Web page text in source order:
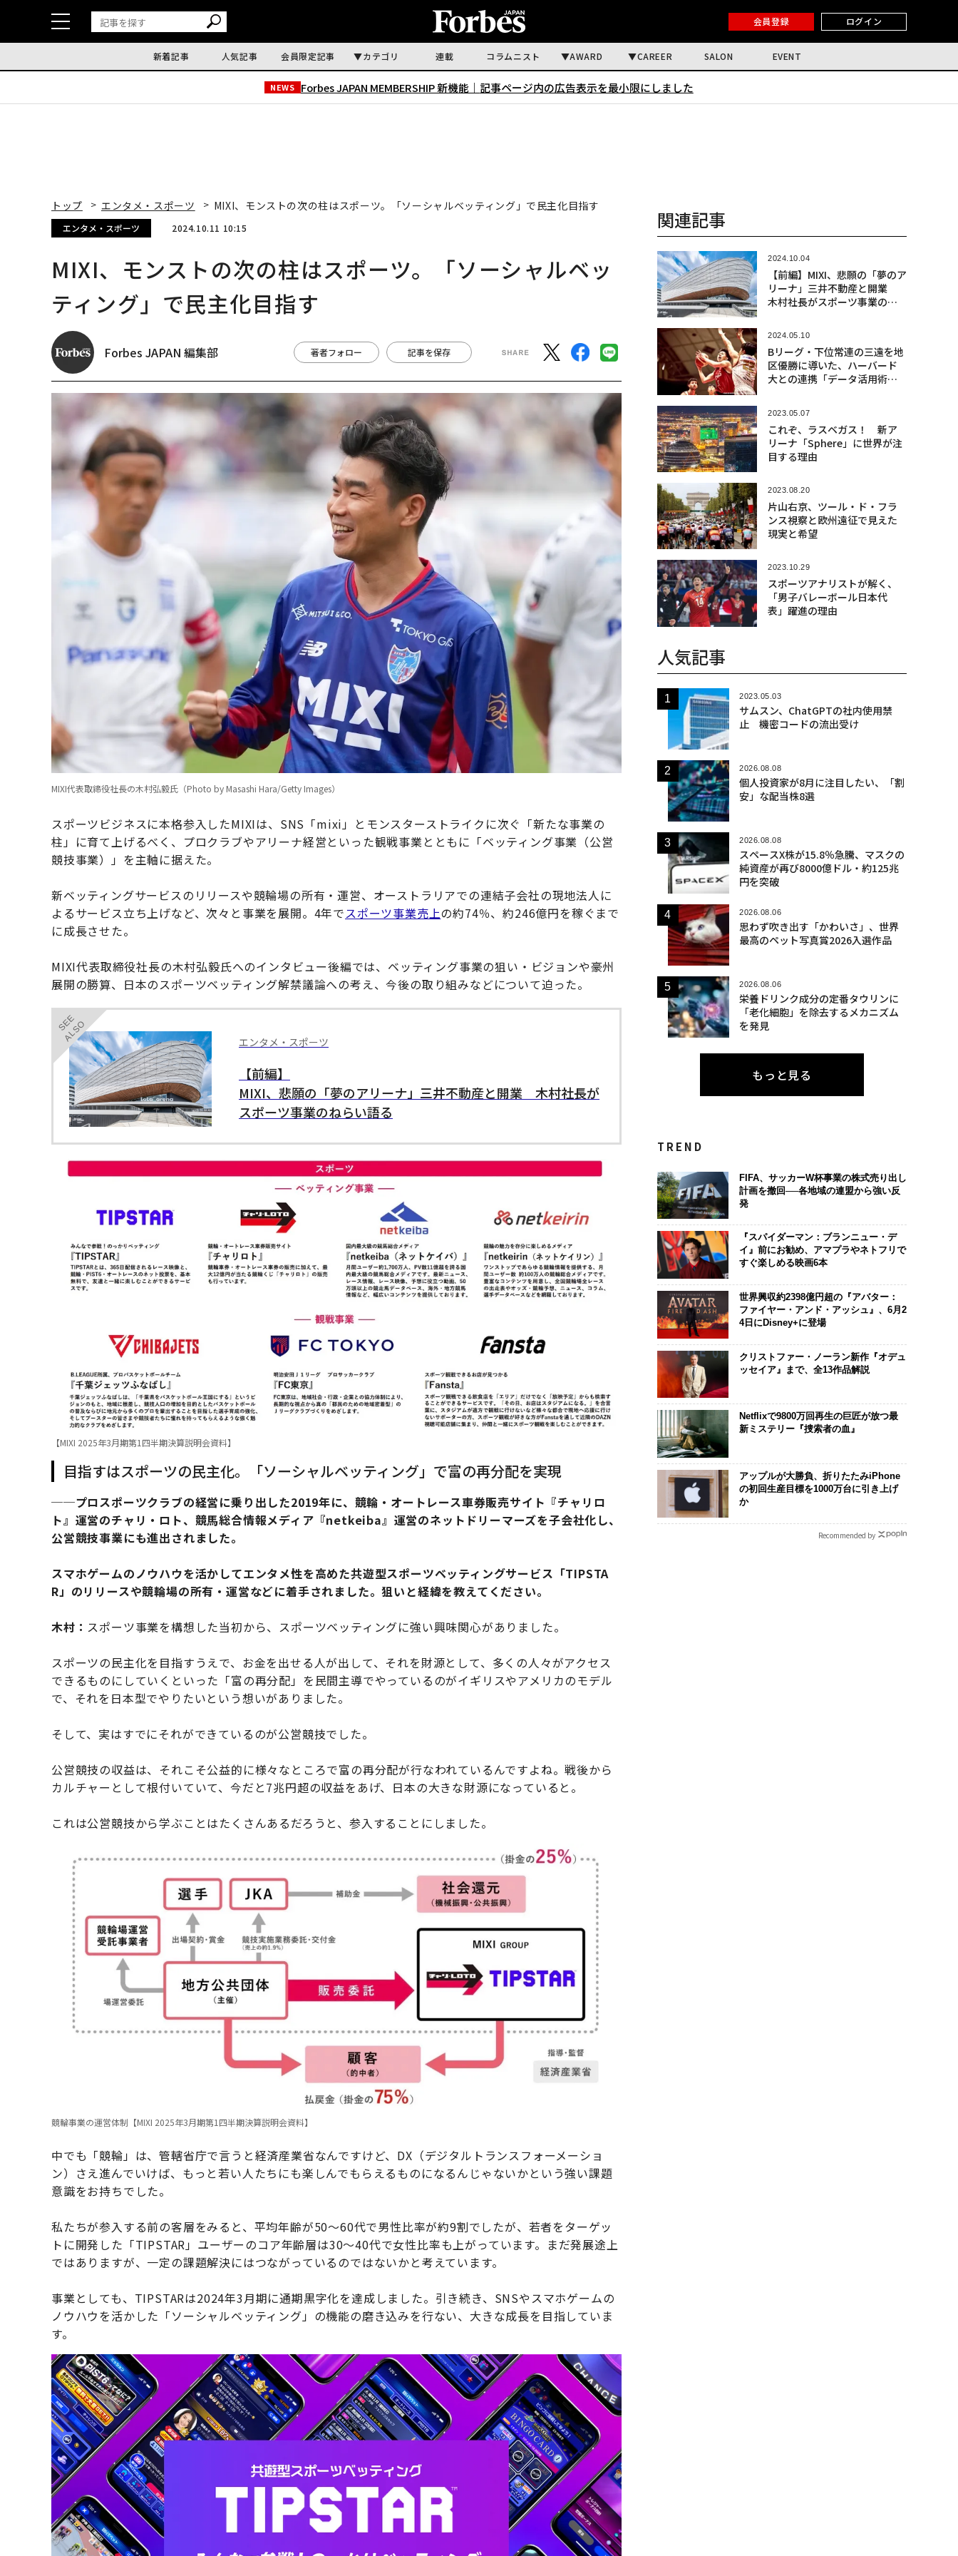
会員登録 ログイン
新着記事 人気記事 会員限定記事 カテゴリ 連載 コラムニスト AWARD CAREER SALON EVENT
NEWS Forbes JAPAN MEMBERSHIP 新機能｜ 記事ページ内の広告表示を最小限にしました
トップ エンタメ・スポーツ MIXI、モンストの次の柱はスポーツ。「ソーシャルベッティング」で民主化目指す
エンタメ・スポーツ 2024.10.11 10:15
MIXI、モンストの次の柱はスポーツ。「ソーシャルベッ
ティング」で民主化目指す
Forbes JAPAN 編集部 著者フォロー 記事を保存
MIXI代表取締役社⻑の木村弘毅氏（Photo by Masashi Hara/Getty Images）
スポーツビジネスに本格参入したMIXIは、SNS「mixi」とモンスターストライクに次ぐ「新たな事業の
柱」に育て上げるべく、プロクラブやアリーナ経営といった観戦事業とともに「ベッティング事業（公営
競技事業）」を主軸に据えた。
新ベッティングサービスのリリースや競輪場の所有・運営、オーストラリアでの連結子会社の現地法人に
よるサービス立ち上げなど、次々と事業を展開。4年でスポーツ事業売上の約74％、約246億円を稼ぐまで
に成長させた。
MIXI代表取締役社⻑の木村弘毅氏へのインタビュー後編では、ベッティング事業の狙い・ビジョンや豪州
展開の勝算、日本のスポーツベッティング解禁議論への考え、今後の取り組みなどについて迫った。
SEE
ALSO エンタメ・スポーツ
【前編】
MIXI、悲願の「夢のアリーナ」三井不動産と開業 木村社長が
スポーツ事業のねらい語る
【MIXI 2025年3月期第1四半期決算説明会資料】
目指すはスポーツの民主化。「ソーシャルベッティング」で富の再分配を実現
──プロスポーツクラブの経営に乗り出した2019年に、競輪・オートレース車券販売サイト『チャリロ
ト』運営のチャリ・ロト、競馬総合情報メディア『netkeiba』運営のネットドリーマーズを子会社化し、
公営競技事業にも進出されました。
スマホゲームのノウハウを活かしてエンタメ性を高めた共遊型スポーツベッティングサービス「TIPSTA
R」のリリースや競輪場の所有・運営などに着手されました。狙いと経緯を教えてください。
木村： スポーツ事業を構想した当初から、スポーツベッティングに強い興味関心がありました。
スポーツの民主化を目指すうえで、お金を出せる人が出して、それを財源として、多くの人々がアクセス
できるものにしていくといった「富の再分配」を民間主導でやっているのがイギリスやアメリカのモデル
で、それを日本型でやりたいという想いがありました。
そして、実はすでにそれができているのが公営競技でした。
公営競技の収益は、それこそ公益的に様々なところで富の再分配が行なわれているんですよね。戦後から
カルチャーとして根付いていて、今だと7兆円超の収益をあげ、日本の大きな財源になっていると。
これは公営競技から学ぶことはたくさんあるだろうと、参入することにしました。
競輪事業の運営体制【MIXI 2025年3月期第1四半期決算説明会資料】
中でも「競輪」は、管轄省庁で言うと経済産業省なんですけど、DX（デジタルトランスフォーメーショ
ン）さえ進んでいけば、もっと若い人たちにも楽しんでもらえるものになるんじゃないかという強い課題
意識をお持ちでした。
私たちが参入する前の客層をみると、平均年齢が50〜60代で男性比率が約9割でしたが、若者をターゲッ
トに開発した「TIPSTAR」ユーザーのコア年齢層は30〜40代で女性比率も上がっています。まだ発展途上
ではありますが、一定の課題解決にはつながっているのではないかと考えています。
事業としても、TIPSTARは2024年3月期に通期黒字化を達成しました。引き続き、SNSやスマホゲームの
ノウハウを活かした「ソーシャルベッティング」の機能の磨き込みを行ない、大きな成⾧を目指していま
す。
関連記事
2024.10.04
【前編】MIXI、悲願の「夢のア
リーナ」三井不動産と開業
木村社長がスポーツ事業のね
2024.05.10
Bリーグ・下位常連の三遠を地
区優勝に導いた、ハーバード
大との連携「データ活用術」
2023.05.07
これぞ、ラスベガス！ 新ア
リーナ「Sphere」に世界が注
目する理由
2023.08.20
片山右京、ツール・ド・フラ
ンス視察と欧州遠征で見えた
現実と希望
2023.10.29
スポーツアナリストが解く、
「男子バレーボール日本代
表」躍進の理由
人気記事
2023.05.03
サムスン、ChatGPTの社内使用禁
止 機密コードの流出受け
2026.08.08
個人投資家が8月に注目したい、「割
安」な配当株8選
2026.08.08
スペースX株が15.8％急騰、マスクの
純資産が再び8000億ドル・約125兆
円を突破
2026.08.06
思わず吹き出す「かわいさ」、世界
最高のペット写真賞2026入選作品
2026.08.06
栄養ドリンク成分の定番タウリンに
「老化細胞」を除去するメカニズム
を発見
もっと見る
TREND
FIFA、サッカーW杯事業の株式売り出し
計画を撤回──各地域の連盟から強い反
発
『スパイダーマン：ブランニュー・デ
イ』前にお勧め、アマプラやネトフリで
すぐ楽しめる映画6本
世界興収約2398億円超の『アバター：
ファイヤー・アンド・アッシュ』、6月2
4日にDisney+に登場
クリストファー・ノーラン新作『オデュ
ッセイア』まで、全13作品解説
Netflixで9800万回再生の巨匠が放つ最
新ミステリー『捜索者の血』
アップルが大勝負、折りたたみiPhone
の初回生産目標を1000万台に引き上げ
か
Recommended by